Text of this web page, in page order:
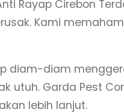
Rayap Cirebon
Kami
diam-diam
utuh. Garda Pest
lebih lanjut.